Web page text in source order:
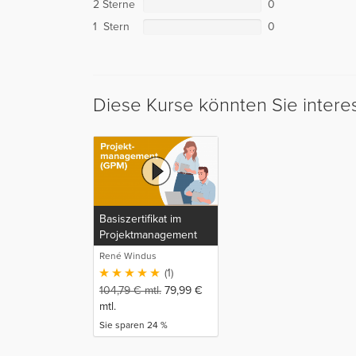
2 Sterne
0
1 Stern
0
Diese Kurse könnten Sie
Basiszertifikat im
Projektmanagement
(GPM)
René Windus
(1)
104,79€mtl. 79,99 €
mtl.
Sie sparen 24 %